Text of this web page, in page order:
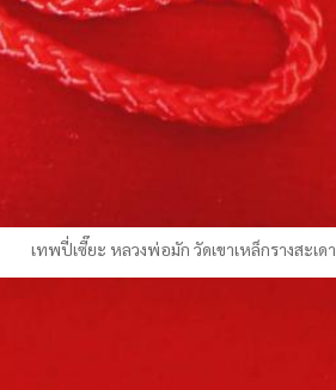
เทพปี่เซี๊ยะ หลวงพ่อมัก วัดเขาเหล็กรางสะเดา